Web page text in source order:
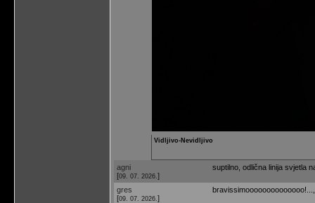
Vidljivo-Nevidljivo
agni
[09. 07. 2026. ]
suptilno, odlična linija svjetla
gres
[09. 07. 2026. ]